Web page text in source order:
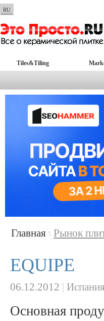
RU
Tiles&Tiling
Главная \ Рынок
EQUIPE
06.12.2012 | Испания
Основная